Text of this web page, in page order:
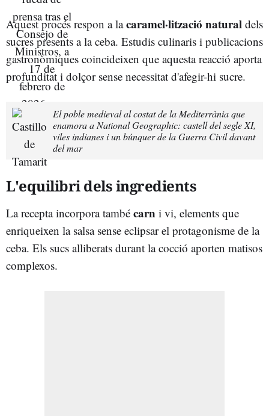
Aquest procés respon a lacaramel·lització natural dels
sucres presents a la ceba. Estudis culinaris i publicacions
gastronòmiques coincideixen que aquesta reacció aporta
profunditat i dolçor sense necessitat d'afegir-hi sucre.
El poble medieval al costat de la Mediterrània que
enamora a National Geographic: castell del segle XI,
viles indianes i un búnquer de la Guerra Civil davant
del mar
L'equilibri dels ingredients
La recepta incorpora també carn i vi, elements que
enriqueixen la salsa sense eclipsar el protagonisme de la
ceba. Els sucs alliberats durant la cocció aporten matisos
complexos.